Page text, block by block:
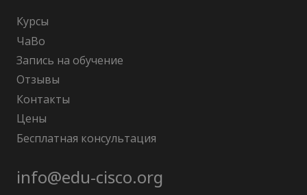
Курсы
ЧаВо
Запись на обучение
Отзывы
Контакты
Цены
Бесплатная консультация
info@edu-cisco.org